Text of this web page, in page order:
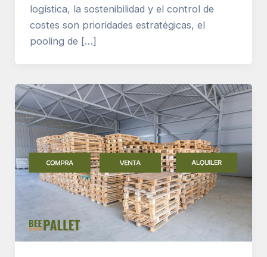
logística, la sostenibilidad y el control de
costes son prioridades estratégicas, el
pooling de […]